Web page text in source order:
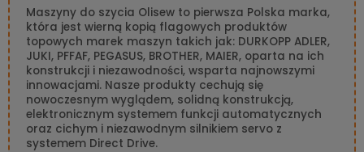
Maszyny do szycia Olisew to pierwsza Polska marka,
która jest wierną kopią flagowych produktów
topowych marek maszyn takich jak: DURKOPP ADLER,
JUKI, PFFAF, PEGASUS, BROTHER, MAIER, oparta na ich
konstrukcji i niezawodności, wsparta najnowszymi
innowacjami. Nasze produkty cechują się
nowoczesnym wyglądem, solidną konstrukcją,
elektronicznym systemem funkcji automatycznych
oraz cichym i niezawodnym silnikiem servo z
systemem Direct Drive.